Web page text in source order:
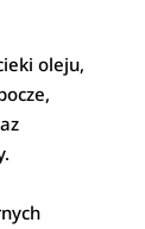
oleju,